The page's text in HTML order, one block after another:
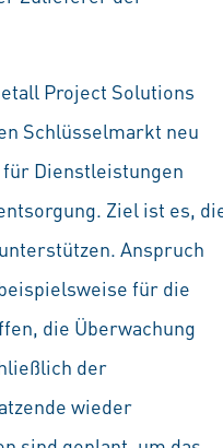
Project Solutions
Schlüsselmarkt neu
Dienstleistungen
Ziel ist es,
Anspruch
für die
die Überwachung
der
wieder